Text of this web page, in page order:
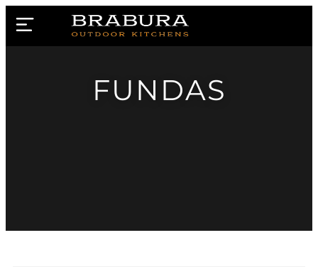
FUNDAS